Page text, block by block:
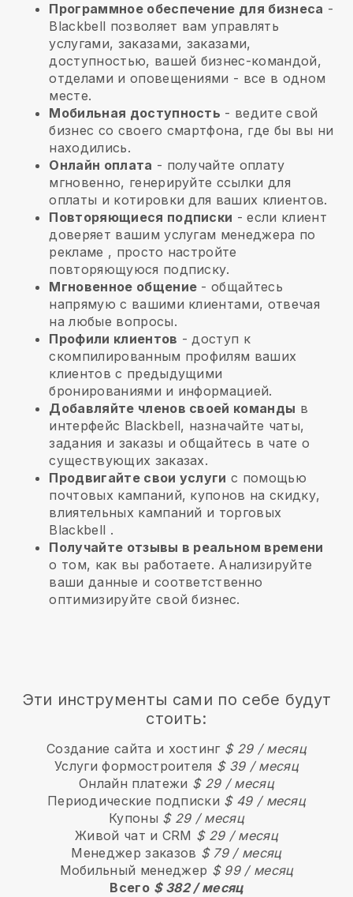
Программное обеспечение для бизнеса -
Blackbell позволяет вам управлять
услугами, заказами, заказами,
доступностью, вашей бизнес-командой,
отделами и оповещениями - все в одном
месте.
Мобильная доступность - ведите свой
бизнес со своего смартфона, где бы вы ни
находились.
Онлайн оплата - получайте оплату
мгновенно, генерируйте ссылки для
оплаты и котировки для ваших клиентов.
Повторяющиеся подписки -если клиент
доверяет вашим услугам менеджера по
рекламе , просто настройте
повторяющуюся подписку.
Мгновенное общение - общайтесь
напрямую с вашими клиентами, отвечая
на любые вопросы.
Профили клиентов - доступ к
скомпилированным профилям ваших
клиентов с предыдущими
бронированиями и информацией.
Добавляйте членов своей команды в
интерфейс Blackbell, назначайте чаты,
задания и заказы и общайтесь в чате о
существующих заказах.
Продвигайте свои услуги с помощью
почтовых кампаний, купонов на скидку,
влиятельных кампаний и торговых
Blackbell .
Получайте отзывы в реальном времени
о том, как вы работаете. Анализируйте
ваши данные и соответственно
оптимизируйте свой бизнес.
Эти инструменты сами по себе будут
стоить:
Создание сайта и хостинг $ 29 / месяц
Услуги формостроителя $ 39 / месяц
Онлайн платежи $ 29 / месяц
Периодические подписки $ 49 / месяц
Купоны $ 29 / месяц
Живой чат и CRM $ 29 / месяц
Менеджер заказов $ 79 / месяц
Мобильный менеджер $ 99 / месяц
Всего $ 382 / месяц